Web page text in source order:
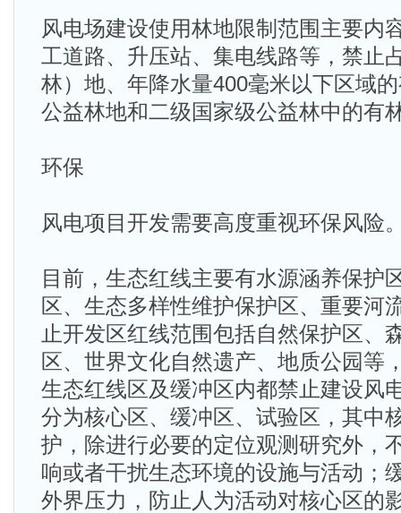
风电场建设使用林地限制范围主要内
工道路、升压站、集电线路等，禁止
林）地、年降水量400毫米以下区域
公益林地和二级国家级公益林中的有
环保
风电项目开发需要高度重视环保风险
目前，生态红线主要有水源涵养保护
区、生态多样性维护保护区、重要河
止开发区红线范围包括自然保护区、
区、世界文化自然遗产、地质公园等
生态红线区及缓冲区内都禁止建设风
分为核心区、缓冲区、试验区，其中
护，除进行必要的定位观测研究外，
响或者干扰生态环境的设施与活动；
外界压力，防止人为活动对核心区的